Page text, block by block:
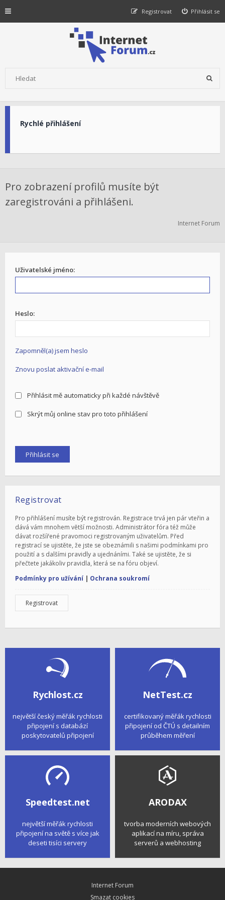
Přihlásit se
Registrovat
Rychlé přihlášení
Pro zobrazení profilů musíte být
zaregistrováni a přihlášeni.
Internet Forum
Uživatelské jméno:
Heslo:
Zapomněl(a) jsem heslo
Znovu poslat aktivační e-mail
Přihlásit mě automaticky při každé návštěvě
Skrýt můj online stav pro toto přihlášení
Registrovat
Pro přihlášení musíte být registrován. Registrace trvá jen pár vteřin a
dává vám mnohem větší možnosti. Administrátor fóra též může
dávat rozšířené pravomoci registrovaným uživatelům. Před
registrací se ujistěte, že jste se obeznámili s našimi podmínkami pro
použití a s dalšími pravidly a ujednáními. Také se ujistěte, že si
přečtete jakákoliv pravidla, která se na fóru objeví.
Podmínky pro užívání | Ochrana soukromí
Registrovat
Rychlost.cz
největší český měřák rychlosti
připojení s databází
poskytovatelů připojení
NetTest.cz
certifikovaný měřák rychlosti
připojení od ČTÚ s detailním
průběhem měření
Speedtest.net
největší měřák rychlosti
připojení na světě s více jak
deseti tisíci servery
ARODAX
tvorba moderních webových
aplikací na míru, správa
serverů a webhosting
Internet Forum
Smazat cookies